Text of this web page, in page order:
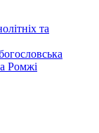
та
Ромжі